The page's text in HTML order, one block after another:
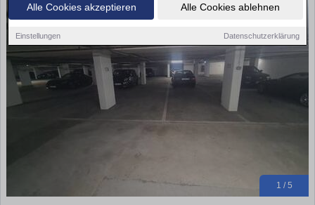
Alle Cookies akzeptieren Alle Cookies ablehnen
Einstellungen Datenschutzerklärung
1 / 5